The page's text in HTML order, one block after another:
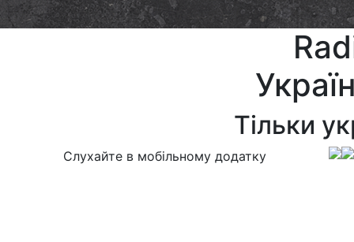
Тільки
Слухайте в мобільному додатку